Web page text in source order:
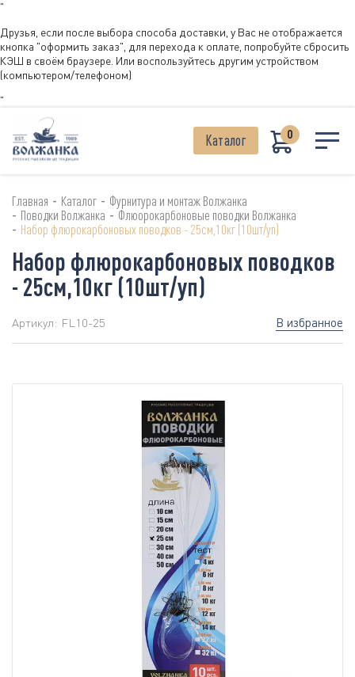
"
Друзья, если после выбора способа доставки, у Вас не отображается
кнопка "оформить заказ", для перехода к оплате, попробуйте сбросить
КЭШ в своём браузере. Или воспользуйтесь другим устройством
(компьютером/телефоном)
"
Каталог 0
Главная - Каталог - Фурнитура и монтаж Волжанка
- Поводки Волжанка - Флюорокарбоновые поводки Волжанка
- Набор флюрокарбоновых поводков - 25см,10кг (10шт/уп)
Набор флюрокарбоновых поводков
- 25см,10кг (10шт/уп)
Артикул: FL10-25 В избранное